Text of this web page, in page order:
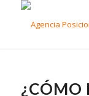
¿CÓMO